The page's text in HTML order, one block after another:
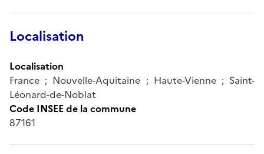
Localisation
Localisation
France ; Nouvelle-Aquitaine ; Haute-Vienne ; Saint-
Léonard-de-Noblat
Code INSEE de la commune
87161